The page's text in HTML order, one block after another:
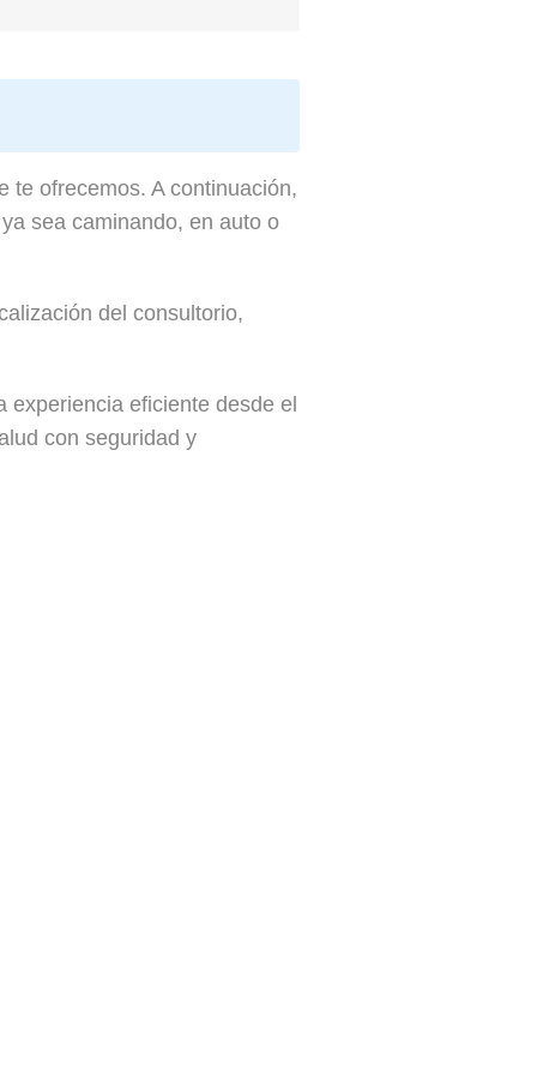
te ofrecemos. A continuación,
sea caminando, en auto o
del consultorio,
eficiente desde el
con seguridad y